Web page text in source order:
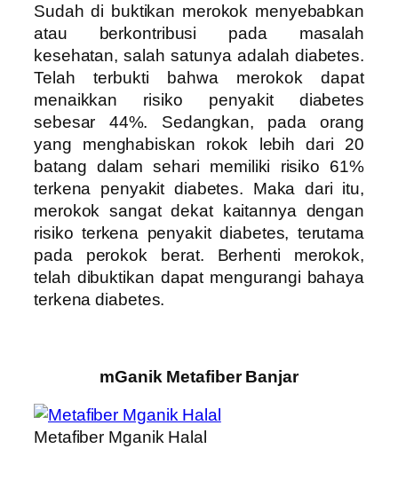
Sudah di buktikan merokok menyebabkan
atau berkontribusi pada masalah
kesehatan, salah satunya adalah diabetes.
Telah terbukti bahwa merokok dapat
menaikkan risiko penyakit diabetes
sebesar 44%. Sedangkan, pada orang
yang menghabiskan rokok lebih dari 20
batang dalam sehari memiliki risiko 61%
terkena penyakit diabetes. Maka dari itu,
merokok sangat dekat kaitannya dengan
risiko terkena penyakit diabetes, terutama
pada perokok berat. Berhenti merokok,
telah dibuktikan dapat mengurangi bahaya
terkena diabetes.
mGanik Metafiber Banjar
Metafiber Mganik Halal